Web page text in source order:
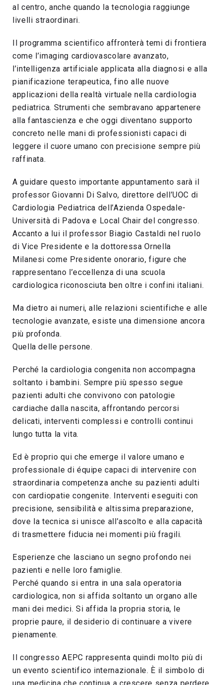
al centro, anche quando la tecnologia raggiunge
livelli straordinari.
Il programma scientifico affronterà temi di frontiera
come l’imaging cardiovascolare avanzato,
l’intelligenza artificiale applicata alla diagnosi e alla
pianificazione terapeutica, fino alle nuove
applicazioni della realtà virtuale nella cardiologia
pediatrica. Strumenti che sembravano appartenere
alla fantascienza e che oggi diventano supporto
concreto nelle mani di professionisti capaci di
leggere il cuore umano con precisione sempre più
raffinata.
A guidare questo importante appuntamento sarà il
professor Giovanni Di Salvo, direttore dell’UOC di
Cardiologia Pediatrica dell’Azienda Ospedale-
Università di Padova e Local Chair del congresso.
Accanto a lui il professor Biagio Castaldi nel ruolo
di Vice Presidente e la dottoressa Ornella
Milanesi come Presidente onorario, figure che
rappresentano l’eccellenza di una scuola
cardiologica riconosciuta ben oltre i confini italiani.
Ma dietro ai numeri, alle relazioni scientifiche e alle
tecnologie avanzate, esiste una dimensione ancora
più profonda.
Quella delle persone.
Perché la cardiologia congenita non accompagna
soltanto i bambini. Sempre più spesso segue
pazienti adulti che convivono con patologie
cardiache dalla nascita, affrontando percorsi
delicati, interventi complessi e controlli continui
lungo tutta la vita.
Ed è proprio qui che emerge il valore umano e
professionale di équipe capaci di intervenire con
straordinaria competenza anche su pazienti adulti
con cardiopatie congenite. Interventi eseguiti con
precisione, sensibilità e altissima preparazione,
dove la tecnica si unisce all’ascolto e alla capacità
di trasmettere fiducia nei momenti più fragili.
Esperienze che lasciano un segno profondo nei
pazienti e nelle loro famiglie.
Perché quando si entra in una sala operatoria
cardiologica, non si affida soltanto un organo alle
mani dei medici. Si affida la propria storia, le
proprie paure, il desiderio di continuare a vivere
pienamente.
Il congresso AEPC rappresenta quindi molto più di
un evento scientifico internazionale. È il simbolo di